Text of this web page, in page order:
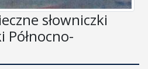
słowniczki
Północno-